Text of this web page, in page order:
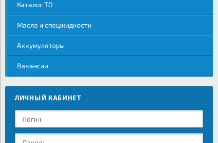
Каталог ТО
Масла и спецжидкости
Аккумуляторы
Вакансии
ЛИЧНЫЙ КАБИНЕТ